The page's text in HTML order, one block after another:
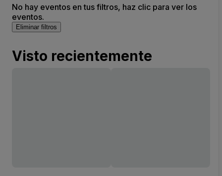
No hay eventos en tus filtros, haz clic para ver los
eventos.
Eliminar filtros
Visto recientemente